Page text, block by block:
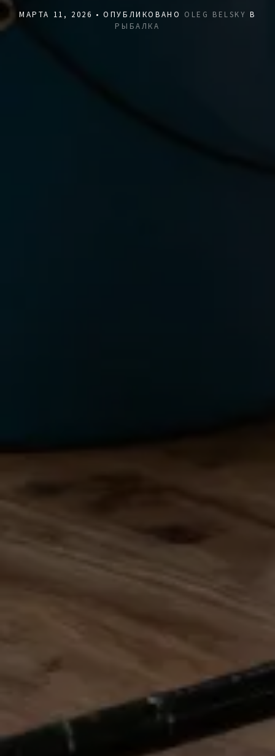
МАРТА 11, 2026 • ОПУБЛИКОВАНО OLEG BELSKY В
РЫБАЛКА